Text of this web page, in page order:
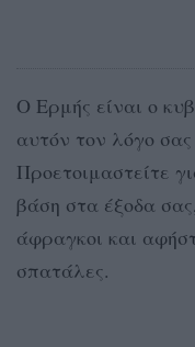
Ο Ερμής είναι ο
αυτόν τον λόγο
Προετοιμαστείτε
βάση στα έξοδα
άφραγκοι και
σπατάλες.